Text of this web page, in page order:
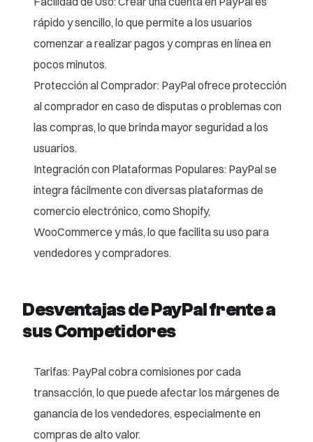
rápido y sencillo, lo que permite a los usuarios
comenzar a realizar pagos y compras en línea en
pocos minutos.
Protección al Comprador: PayPal ofrece protección
al comprador en caso de disputas o problemas con
las compras, lo que brinda mayor seguridad a los
usuarios.
Integración con Plataformas Populares: PayPal se
integra fácilmente con diversas plataformas de
comercio electrónico, como Shopify,
WooCommerce y más, lo que facilita su uso para
vendedores y compradores.
Desventajas de PayPal frente a
sus Competidores
Tarifas: PayPal cobra comisiones por cada
transacción, lo que puede afectar los márgenes de
ganancia de los vendedores, especialmente en
compras de alto valor.